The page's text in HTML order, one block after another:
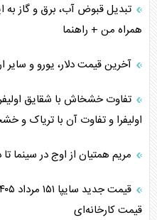
تبدیل قبوض آب، برق و گاز به
همراه من + راهنما
آخرین قیمت دلار، یورو و سایر ارز‌ها ۱۲ مرداد
تفاوت خشخاش با شقایق
اولیفرا و تفاوت آن با تریاک
مریم همتیان از اوج در سینما
قیمت کارخانه‌ای